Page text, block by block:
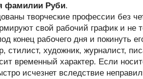
фамилии Руби.
творческие профессии без
свой рабочий график и не
конец рабочего дня и покинуть
художник, журналист,
временный характер. Если
исчезнет вследствие